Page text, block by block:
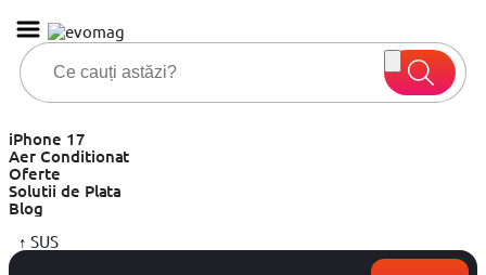
iPhone 17
Aer Conditionat
Oferte
Solutii de Plata
Blog
↑ SUS